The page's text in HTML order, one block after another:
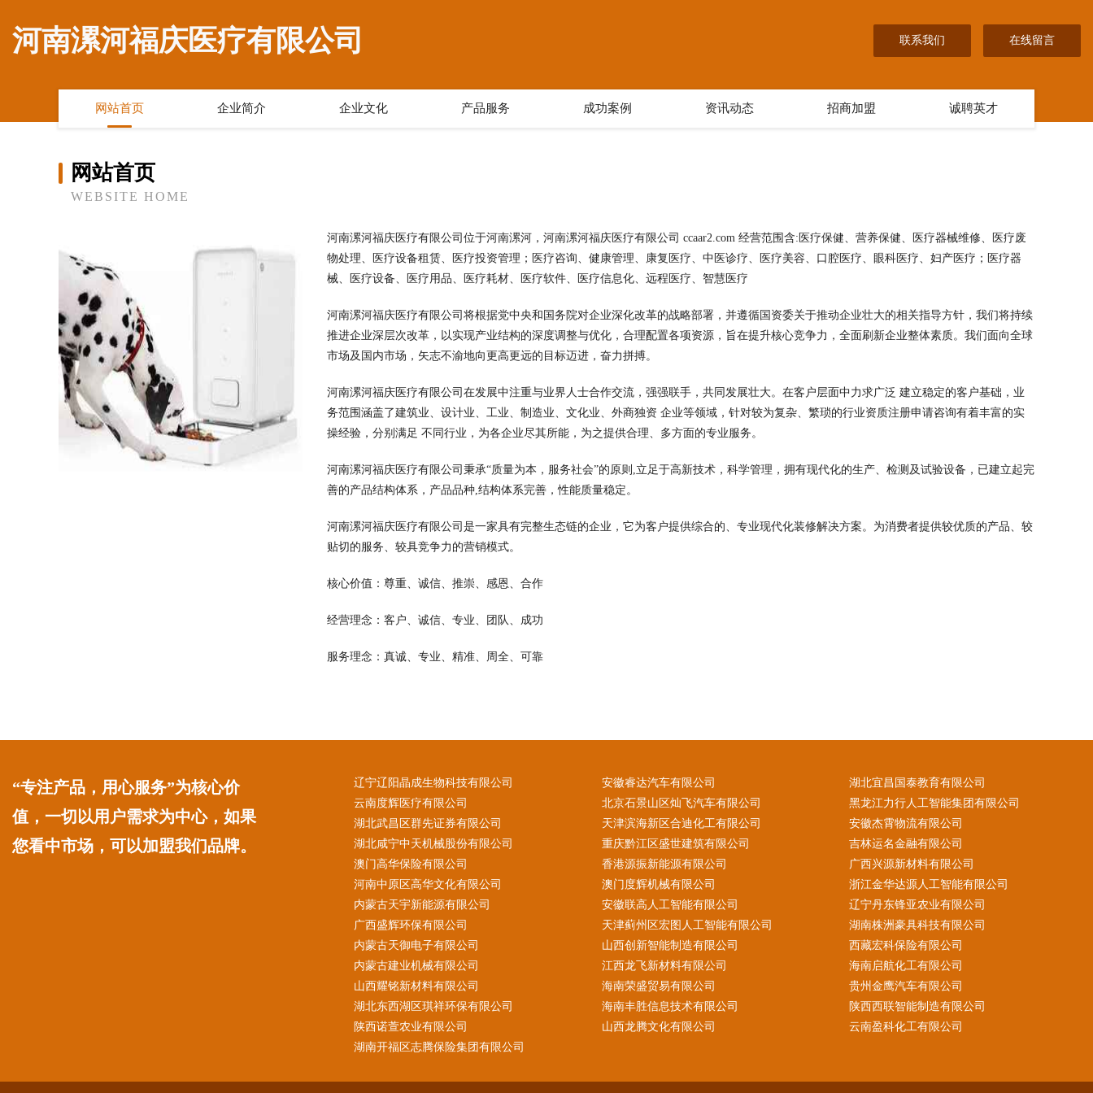
河南漯河福庆医疗有限公司 联系我们 在线留言
网站首页 企业简介 企业文化 产品服务 成功案例 资讯动态 招商加盟 诚聘英才
网站首页
WEBSITE HOME
河南漯河福庆医疗有限公司位于河南漯河，河南漯河福庆医疗有限公司 ccaar2.com 经营范围含:医疗保健、营养保健、医疗器械维修、医疗废
物处理、医疗设备租赁、医疗投资管理；医疗咨询、健康管理、康复医疗、中医诊疗、医疗美容、口腔医疗、眼科医疗、妇产医疗；医疗器
械、医疗设备、医疗用品、医疗耗材、医疗软件、医疗信息化、远程医疗、智慧医疗
河南漯河福庆医疗有限公司将根据党中央和国务院对企业深化改革的战略部署，并遵循国资委关于推动企业壮大的相关指导方针，我们将持续
推进企业深层次改革，以实现产业结构的深度调整与优化，合理配置各项资源，旨在提升核心竞争力，全面刷新企业整体素质。我们面向全球
市场及国内市场，矢志不渝地向更高更远的目标迈进，奋力拼搏。
河南漯河福庆医疗有限公司在发展中注重与业界人士合作交流，强强联手，共同发展壮大。在客户层面中力求广泛 建立稳定的客户基础，业
务范围涵盖了建筑业、设计业、工业、制造业、文化业、外商独资 企业等领域，针对较为复杂、繁琐的行业资质注册申请咨询有着丰富的实
操经验，分别满足 不同行业，为各企业尽其所能，为之提供合理、多方面的专业服务。
河南漯河福庆医疗有限公司秉承“质量为本，服务社会”的原则,立足于高新技术，科学管理，拥有现代化的生产、检测及试验设备，已建立起完
善的产品结构体系，产品品种,结构体系完善，性能质量稳定。
河南漯河福庆医疗有限公司是一家具有完整生态链的企业，它为客户提供综合的、专业现代化装修解决方案。为消费者提供较优质的产品、较
贴切的服务、较具竞争力的营销模式。
核心价值：尊重、诚信、推崇、感恩、合作
经营理念：客户、诚信、专业、团队、成功
服务理念：真诚、专业、精准、周全、可靠
“专注产品，用心服务”为核心价
值，一切以用户需求为中心，如果
您看中市场，可以加盟我们品牌。
辽宁辽阳晶成生物科技有限公司 安徽睿达汽车有限公司
湖北宜昌国泰教育有限公司
云南度辉医疗有限公司
北京石景山区灿飞汽车有限公司
黑龙江力行人工智能集团有限公司
湖北武昌区群先证券有限公司
天津滨海新区合迪化工有限公司
安徽杰霄物流有限公司
湖北咸宁中天机械股份有限公司
重庆黔江区盛世建筑有限公司
吉林运名金融有限公司
澳门高华保险有限公司
香港源振新能源有限公司
广西兴源新材料有限公司
河南中原区高华文化有限公司
澳门度辉机械有限公司
浙江金华达源人工智能有限公司
内蒙古天宇新能源有限公司
安徽联高人工智能有限公司
辽宁丹东锋亚农业有限公司
广西盛辉环保有限公司
天津蓟州区宏图人工智能有限公司
湖南株洲豪具科技有限公司
内蒙古天御电子有限公司
山西创新智能制造有限公司
西藏宏科保险有限公司
内蒙古建业机械有限公司
江西龙飞新材料有限公司
海南启航化工有限公司
山西耀铭新材料有限公司
海南荣盛贸易有限公司
贵州金鹰汽车有限公司
湖北东西湖区琪祥环保有限公司
海南丰胜信息技术有限公司
陕西西联智能制造有限公司
陕西诺萱农业有限公司
山西龙腾文化有限公司
云南盈科化工有限公司
湖南开福区志腾保险集团有限公司